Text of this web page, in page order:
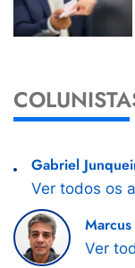
Gabriel
Ver todos os
Ver